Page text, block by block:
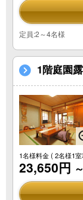
定員:2～4名様
1階庭園
1名様料金( 2名様1
23,650円 ～